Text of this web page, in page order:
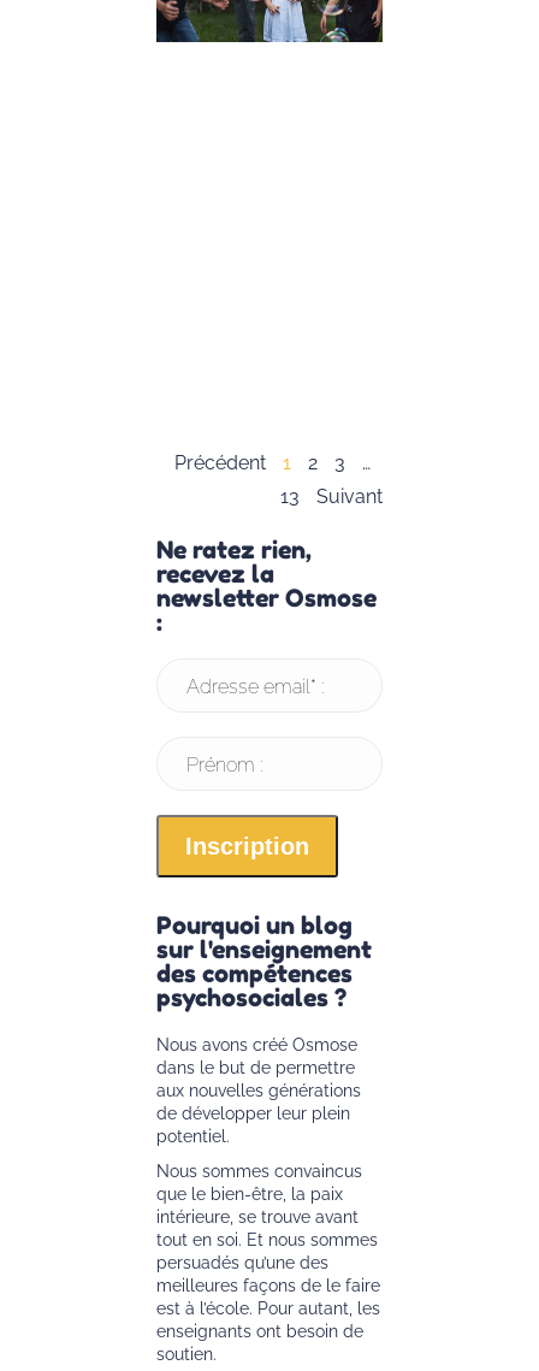
Précédent 1 2 3
…
13
Suivant
Ne ratez rien,
recevez la
newsletter Osmose
:
Adresse email* :
Prénom :
Pourquoi un blog
sur l'enseignement
des compétences
psychosociales ?
Nous avons créé Osmose
dans le but de permettre
aux nouvelles générations
de développer leur plein
potentiel.
Nous sommes convaincus
que le bien-être, la paix
intérieure, se trouve avant
tout en soi. Et nous sommes
persuadés qu’une des
meilleures façons de le faire
est à l’école. Pour autant, les
enseignants ont besoin de
soutien.